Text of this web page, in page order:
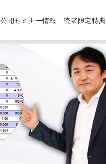
公開セミナー情報 読者限定特典